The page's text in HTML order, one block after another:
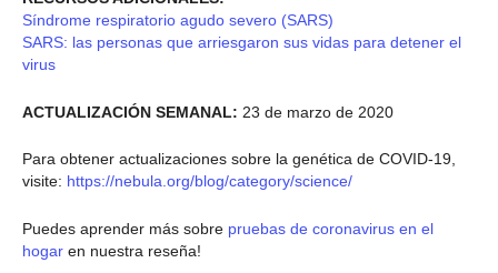
Síndrome respiratorio agudo severo (SARS)
SARS: las personas que arriesgaron sus vidas para detener el
virus
ACTUALIZACIÓN SEMANAL: 23 de marzo de 2020
Para obtener actualizaciones sobre la genética de COVID-19,
visite: https://nebula.org/blog/category/science/
Puedes aprender más sobre pruebas de coronavirus en el
hogar en nuestra reseña!